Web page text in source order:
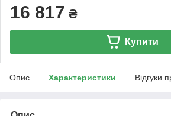
16 817 ₴
Купити
Опис Характеристики Відгуки